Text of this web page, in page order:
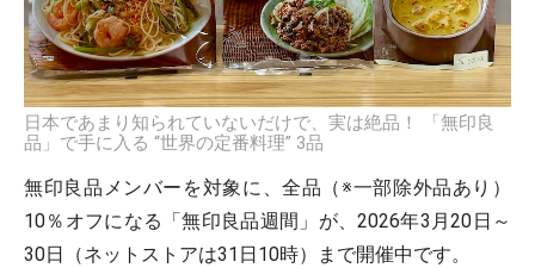
日本であまり知られていないだけで、実は絶品！ 「無印良
品」で手に入る “世界の定番料理” 3品
無印良品メンバーを対象に、全品（※一部除外品あり）
10％オフになる「無印良品週間」が、2026年3月20日～
30日（ネットストアは31日10時）まで開催中です。